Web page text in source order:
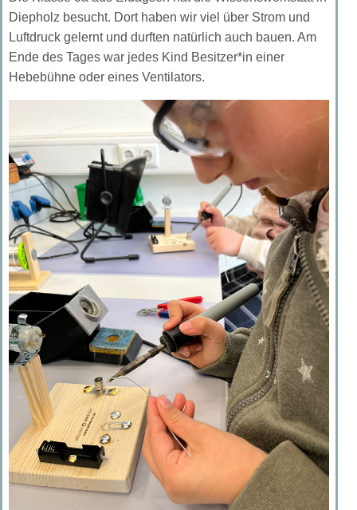
Diepholz besucht. Dort haben wir viel über Strom und
Luftdruck gelernt und durften natürlich auch bauen. Am
Ende des Tages war jedes Kind Besitzer*in einer
Hebebühne oder eines Ventilators.